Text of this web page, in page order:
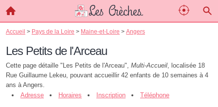
Accueil > Pays de la Loire > Maine-et-Loire > Angers
Les Petits de l'Arceau
Cette page détaille "Les Petits de l'Arceau", Multi-Accueil, localisée 18
Rue Guillaume Lekeu, pouvant accueillir 42 enfants de 10 semaines à 4
ans à Angers.
Adresse
Horaires Inscription Téléphone